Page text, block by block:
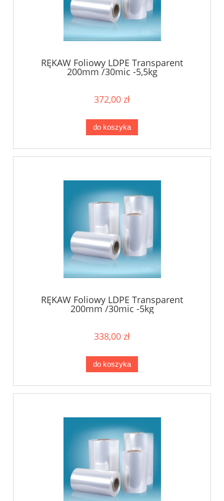
RĘKAW Foliowy LDPE Transparent
200mm /30mic -5,5kg
372,00 zł
do koszyka
RĘKAW Foliowy LDPE Transparent
200mm /30mic -5kg
338,00 zł
do koszyka